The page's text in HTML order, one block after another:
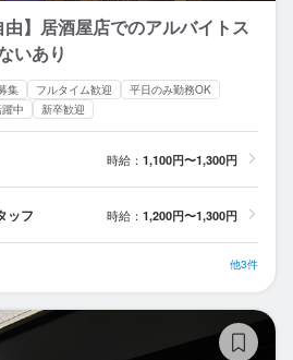
由】居酒屋店でのアルバイトス
いあり
集 フルタイム歓迎
平日のみ勤務OK
中 新卒歓迎
時給： 1,100円〜1,300円
ッフ 時給： 1,200円〜1,300円
他3件